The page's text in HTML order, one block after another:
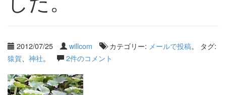
2012/07/25 willcom カテゴリー: メールで投稿。 タグ:
猿賀
神社。 2件のコメント